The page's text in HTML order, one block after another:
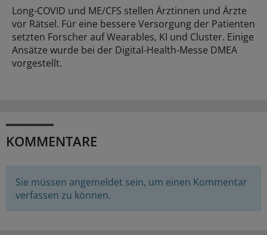
Long-COVID und ME/CFS stellen Ärztinnen und Ärzte
vor Rätsel. Für eine bessere Versorgung der Patienten
setzten Forscher auf Wearables, KI und Cluster. Einige
Ansätze wurde bei der Digital-Health-Messe DMEA
vorgestellt.
KOMMENTARE
Sie müssen angemeldet sein, um einen Kommentar
verfassen zu können.